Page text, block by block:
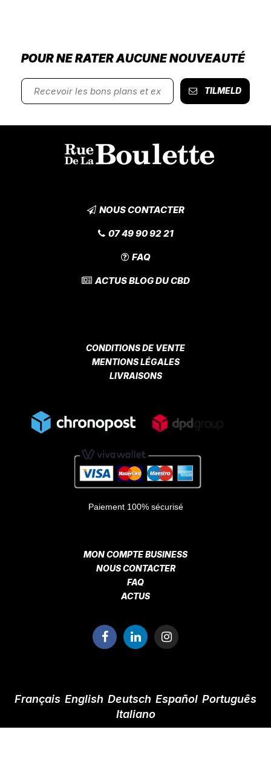
POUR NE RATER AUCUNE NOUVEAUTÉ
TILMELD
NOUS CONTACTER
07 49 90 92 21
FAQ
ACTUS BLOG DU CBD
CONDITIONS DE VENTE
MENTIONS LÉGALES
LIVRAISONS
Paiement 100% sécurisé
MON COMPTE BUSINESS
NOUS CONTACTER
FAQ
ACTUS
Français English Deutsch Español Português
Italiano